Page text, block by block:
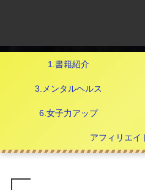
1.書籍紹介
3.メンタルヘルス
6.女子力アップ
アフィリエイ